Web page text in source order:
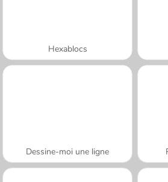
Hexablocs
Dessine-moi une ligne